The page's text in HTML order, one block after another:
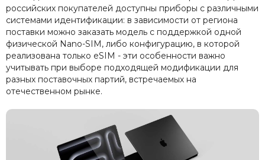
российских покупателей доступны приборы с различными
системами идентификации: в зависимости от региона
поставки можно заказать модель с поддержкой одной
физической Nano-SIM, либо конфигурацию, в которой
реализована только eSIM - эти особенности важно
учитывать при выборе подходящей модификации для
разных поставочных партий, встречаемых на
отечественном рынке.